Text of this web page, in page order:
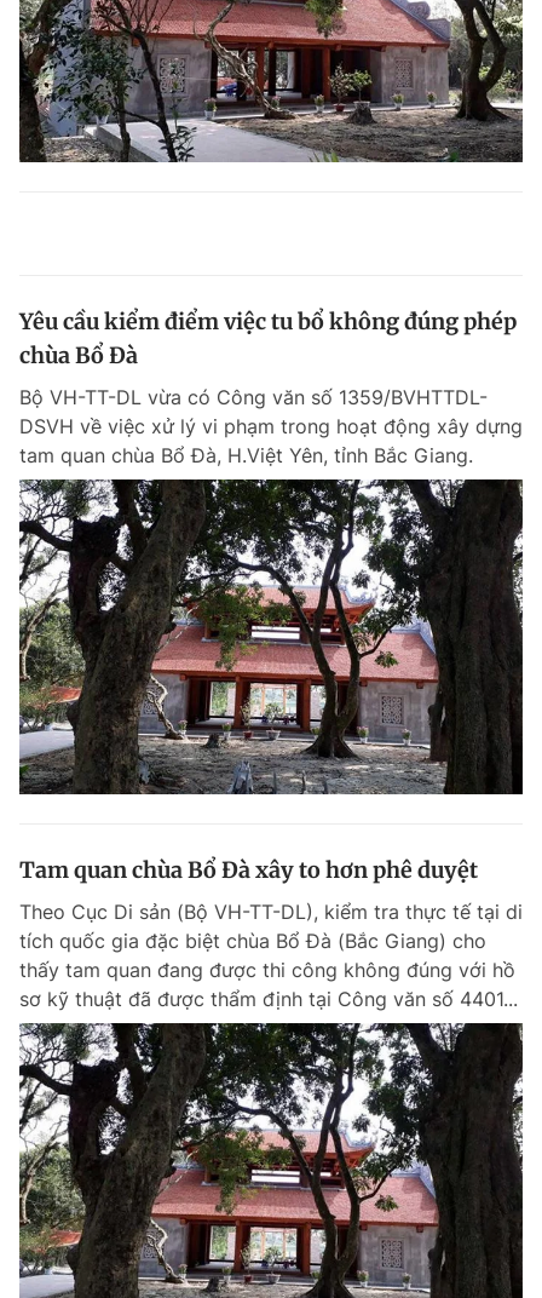
Yêu cầu kiểm điểm việc tu bổ không đúng phép
chùa Bổ Đà
Bộ VH-TT-DL vừa có Công văn số 1359/BVHTTDL-
DSVH về việc xử lý vi phạm trong hoạt động xây dựng
tam quan chùa Bổ Đà, H.Việt Yên, tỉnh Bắc Giang.
Tam quan chùa Bổ Đà xây to hơn phê duyệt
Theo Cục Di sản (Bộ VH-TT-DL), kiểm tra thực tế tại di
tích quốc gia đặc biệt chùa Bổ Đà (Bắc Giang) cho
thấy tam quan đang được thi công không đúng với hồ
sơ kỹ thuật đã được thẩm định tại Công văn số 4401...